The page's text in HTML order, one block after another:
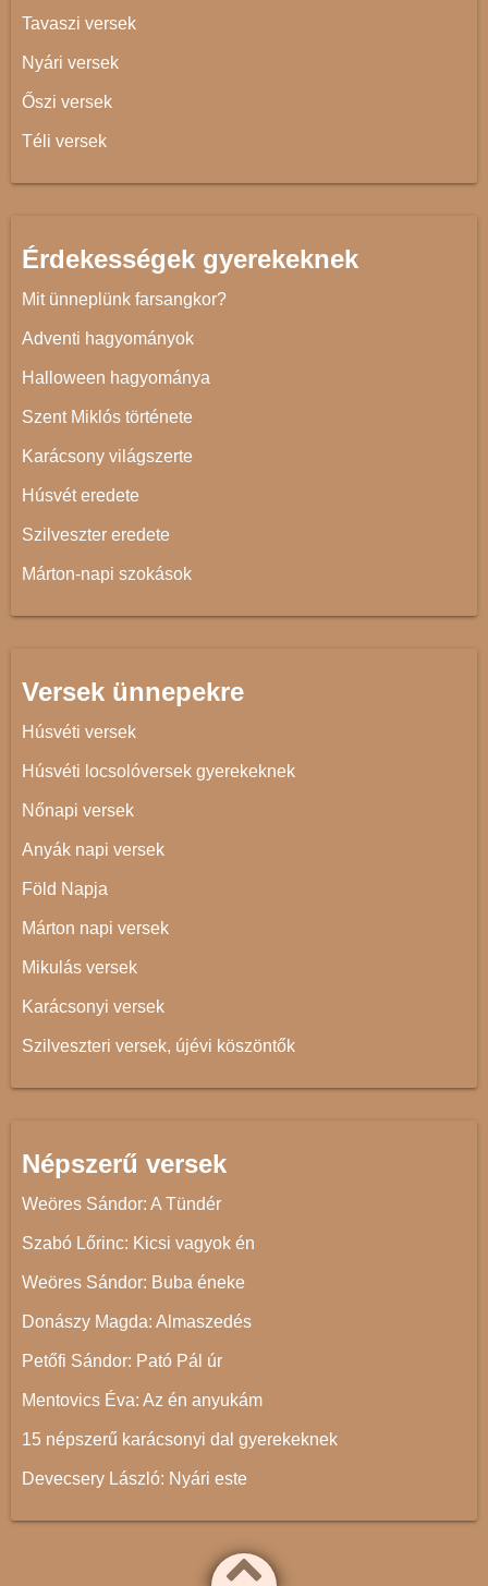
Tavaszi versek
Nyári versek
Őszi versek
Téli versek
Érdekességek gyerekeknek
Mit ünneplünk farsangkor?
Adventi hagyományok
Halloween hagyománya
Szent Miklós története
Karácsony világszerte
Húsvét eredete
Szilveszter eredete
Márton-napi szokások
Versek ünnepekre
Húsvéti versek
Húsvéti locsolóversek gyerekeknek
Nőnapi versek
Anyák napi versek
Föld Napja
Márton napi versek
Mikulás versek
Karácsonyi versek
Szilveszteri versek, újévi köszöntők
Népszerű versek
Weöres Sándor: A Tündér
Szabó Lőrinc: Kicsi vagyok én
Weöres Sándor: Buba éneke
Donászy Magda: Almaszedés
Petőfi Sándor: Pató Pál úr
Mentovics Éva: Az én anyukám
15 népszerű karácsonyi dal gyerekeknek
Devecsery László: Nyári este